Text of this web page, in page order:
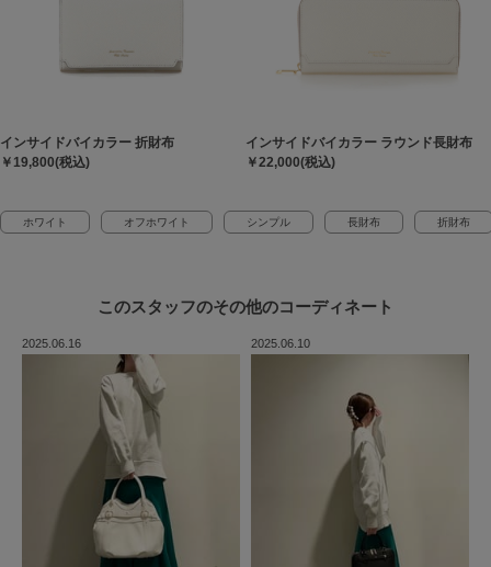
インサイドバイカラー 折財布
￥19,800(税込)
インサイドバイカラー ラウンド長財布
￥22,000(税込)
ホワイト オフホワイト シンプル 長財布 折財布
このスタッフのその他のコーディネート
2025.06.16 2025.06.10